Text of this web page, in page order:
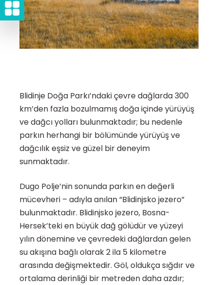
Blidinje Doğa Parkı’ndaki çevre dağlarda 300
km’den fazla bozulmamış doğa içinde yürüyüş
ve dağcı yolları bulunmaktadır; bu nedenle
parkın herhangi bir bölümünde yürüyüş ve
dağcılık eşsiz ve güzel bir deneyim
sunmaktadır.
Dugo Polje’nin sonunda parkın en değerli
mücevheri – adıyla anılan “Blidinjsko jezero”
bulunmaktadır. Blidinjsko jezero, Bosna-
Hersek’teki en büyük dağ gölüdür ve yüzeyi
yılın dönemine ve çevredeki dağlardan gelen
su akışına bağlı olarak 2 ila 5 kilometre
arasında değişmektedir. Göl, oldukça sığdır ve
ortalama derinliği bir metreden daha azdır;